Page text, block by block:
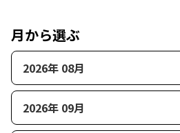
月から選ぶ
2026年 08月
2026年 09月